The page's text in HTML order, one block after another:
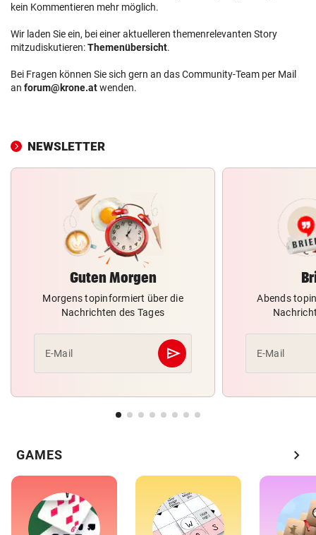
kein Kommentieren mehr möglich.
Wir laden Sie ein, bei einer aktuelleren themenrelevanten Story
mitzudiskutieren:Themenübersicht.
Bei Fragen können Sie sich gern an das Community-Team per Mail
an forum@krone.atwenden.
NEWSLETTER
Guten Morgen
Morgens topinformiert über die
Nachrichten des Tages
E-Mail send
Abschicken
Abends
E-Mail
GAMES chevron_right